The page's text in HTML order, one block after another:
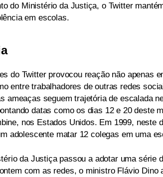
do Ministério da Justiça, o Twitter
em escolas.
do Twitter provocou reação não apenas
entre trabalhadores de outras redes
ameaças seguem trajetória de escalada
datas como os dias 12 e 20 deste
nos Estados Unidos. Em 1999, neste
adolescente matar 12 colegas em uma
da Justiça passou a adotar uma série
com as redes, o ministro Flávio Dino